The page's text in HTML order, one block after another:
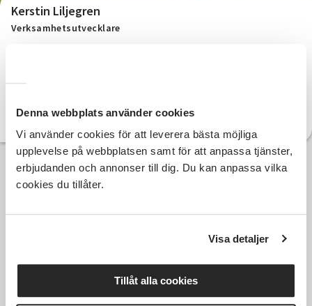
Denna webbplats använder cookies
Vi använder cookies för att leverera bästa möjliga
upplevelse på webbplatsen samt för att anpassa tjänster,
erbjudanden och annonser till dig. Du kan anpassa vilka
cookies du tillåter.
Visa detaljer
Tillåt alla cookies
Kerstin Liljegren
Verksamhetsutvecklare
Läs mer om Kerstin